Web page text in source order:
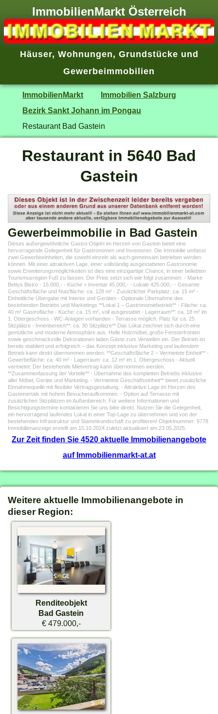
ImmobilienMarkt Österreich
Häuser, Wohnungen, Grundstücke und
Gewerbeimmobilien
ImmobilienMarkt
Immobilien Salzburg
Bezirk Sankt Johann im Pongau
Restaurant Bad Gastein
Restaurant in 5640 Bad
Gastein
Gewerbeimmobilie in Bad Gastein
Dieses außergewöhnliche Gastro-Objekt im Herzen von Gastein bietet eine
hervorragende Gelegenheit für Gastronomen und Investoren. Die Immobilie umfasst
zwei Gewerbeeinheiten, die sowohl einzeln als auch gemeinsam betrieben werden
können. Mit einer attraktiven Lage, einer vollständig ausgestatteten Gastronomie
sowie Erweiterungsmöglichkeiten ist dies eine einzigartige Chance, in einer beliebten
Tourismusregion Fuß zu fassen. Der Preis setzt sich wie folgt zusammen: - Marke
Bettys Bistro - 15.000,- - Küche + Inventar 45.000,- - Lokale 425.000,- - Gesamte
Geschäftsfläche und Nutzfläche: ca. 128 m² - Zusätzlicher Parkplatz: ca. 15 m² -
Einheitliche Übergabe mit Interior und Geräten - Optionale Übernahme des
bestehenden Betriebs und Marketings **Lokal 1 – Gastronomiebetrieb** - Fläche: ca.
40 m² Gastrofläche - Küche: ca. 15 m², voll ausgestattet - Lagerraum**: ca. 18 m² im
1. Obergeschoss - WC-Anlagen vorhanden - Terrasse möglich: Platz für ca. 25
Sitzplätze - Innenbereich**: ca. 30 Sitzplätze** Das Lokal zeichnet sich durch eine
gemütliche und moderne Atmosphäre aus. Helle Holzmöbel, große Fensterfronten
sowie geschmackvolle Dekorationen laden Gäste zum Verweilen ein. Der Betrieb ist
bereits etabliert und erfolgreich – das Konzept inklusive Marketing und laufendem
Betrieb kann direkt übernommen werden. **Geschäftsfläche 2 – Vermietete Einheit** -
Gewerbefläche: ca. 40 m² - Lagerraum: ca. 12 m² im 1. Obergeschoss - Aktuell
vermietet: Der bestehende Mietvertrag kann übernommen werden.
**Zusammenfassung der Vorteile** - Übernahme des kompletten Betriebs inklusive
aller Möbel, Geräte und Marketing. - Vermietete Geschäftseinheit** bietet zusätzliche
Einnahmequelle mit flexibler Vertragsgestaltung. - Attraktive Lage im Herzen des
Gasteinertals mit hohem Besucheraufkommen. - Option auf Terrasse mit
zusätzlichen Sitzplätzen im Außenbereich. Für weitere Informationen und
Besichtigungstermine kontaktieren Sie uns bitte direkt. Nutzen Sie die Gelegenheit,
ein hervorragend laufendes Lokal in einer Top-Lage zu übernehmen und von der
bestehenden Infrastruktur und Stammkundschaft zu profitieren! Objektnummer: 9778
Immobilienanzeige erstellt am 15.10.2024 zuletzt aktualisiert am 23.05.2025.
Zur Zeit finden Sie 4520 aktuelle Immobilienangebote
auf Immobilienmarkt-at.at
Weitere aktuelle Immobilienangebote in
dieser Region:
Renditeobjekt
Bad Gastein
€ 479.000,-